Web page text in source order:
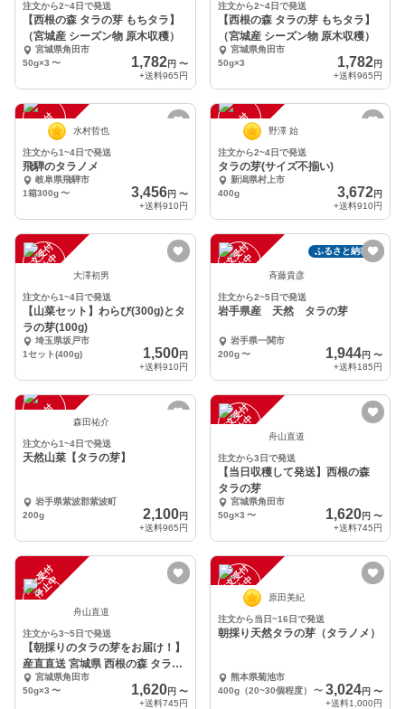
注文から2~4日で発送
【西根の森 タラの芽 もちタラ】
（宮城産 シーズン物 原木収穫）
宮城県角田市
50g×3 〜 1,782円 〜
+送料965円
注文から2~4日で発送
【西根の森 タラの芽 もちタラ】
（宮城産 シーズン物 原木収穫）
宮城県角田市
50g×3
1,782円
+送料965円
注
文
受
付
停
止
中 水村哲也
注文から1~4日で発送
飛騨のタラノメ
岐阜県飛騨市
1箱300g〜 3,456円 〜
+送料910円
注
文
受
付
停
止
中 野澤 始
注文から2~4日で発送
タラの芽(サイズ不揃い)
新潟県村上市
400g
3,672円
+送料910円
注
文
受
付
停
止
中 大澤初男
注文から1~4日で発送
【山菜セット】わらび(300g)とタ
ラの芽(100g)
埼玉県坂戸市
1セット(400g)
1,500円
+送料910円
注
文
受
付
停
止
中
ふるさと納税可
斉藤貴彦
注文から2~5日で発送
岩手県産 天然 タラの芽
岩手県一関市
200g 〜 1,944円 〜
+送料185円
注
文
受
付
停
止 森田祐介
注文から1~4日で発送
天然山菜【タラの芽】
岩手県紫波郡紫波町
200g
2,100円
+送料965円
注
文
受
付
停
止
中 舟山直道
注文から3日で発送
【当日収穫して発送】西根の森
タラの芽
宮城県角田市
50g×3 〜 1,620円 〜
+送料745円
注
文
受
付
停
止
中
舟山直道
注文から3~5日で発送
【朝採りのタラの芽をお届け！】
産直直送 宮城県 西根の森 タラの
芽 宮城県角田市
50g×3 〜 1,620円 〜
+送料745円
注
文
受
付
停
止
中 原田美紀
注文から当日~16日で発送
朝採り天然タラの芽（タラノメ）
熊本県菊池市
400g（20~30個程度）
〜 3,024円 〜
+送料1,000円